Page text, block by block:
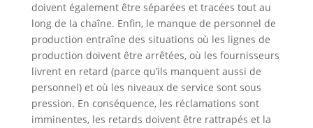
doivent également être séparées et tracées tout au
long de la chaîne. Enfin, le manque de personnel de
production entraîne des situations où les lignes de
production doivent être arrêtées, où les fournisseurs
livrent en retard (parce qu’ils manquent aussi de
personnel) et où les niveaux de service sont sous
pression. En conséquence, les réclamations sont
imminentes, les retards doivent être rattrapés et la